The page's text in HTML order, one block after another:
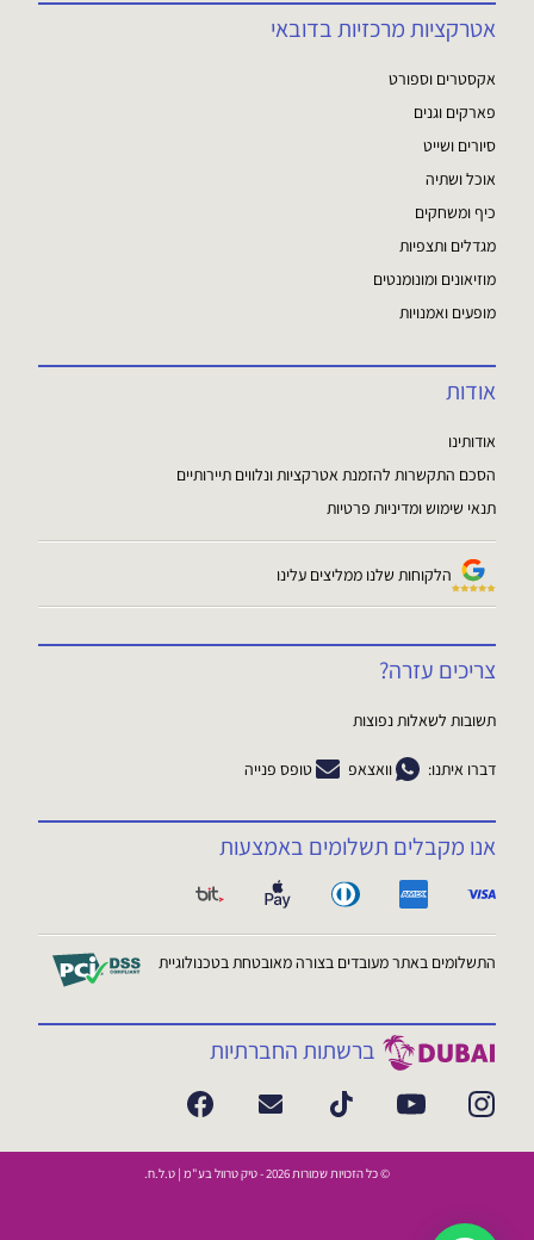
אטרקציות מרכזיות בדובאי
אקסטרים וספורט
פארקים וגנים
סיורים ושייט
אוכל ושתיה
כיף ומשחקים
מגדלים ותצפיות
מוזיאונים ומונומנטים
מופעים ואמנויות
אודות
אודותינו
הסכם התקשרות להזמנת אטרקציות ונלווים תיירותיים
תנאי שימוש ומדיניות פרטיות
הלקוחות שלנו ממליצים עלינו
צריכים עזרה?
תשובות לשאלות נפוצות
דברו איתנו: וואצאפ טופס פנייה
אנו מקבלים תשלומים באמצעות
התשלומים באתר מעובדים בצורה מאובטחת בטכנולוגיית
ברשתות החברתיות
© כל הזכויות שמורות 2026 - טיק טרוול בע"מ | ט.ל.ח.